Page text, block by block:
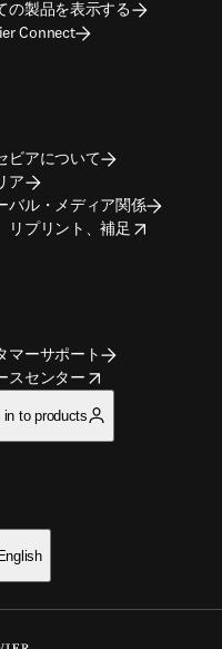
の製品を表示する
Connect
ビアについて
ア
バル・メディア関係
リプリント、補足
in new tab/window
マーサポート
スセンター
in new tab/window
in to products